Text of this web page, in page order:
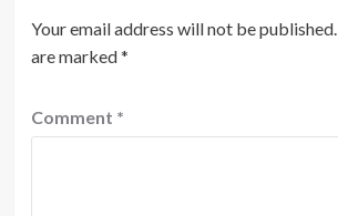
Your email address will not be published.
are marked*
Comment *